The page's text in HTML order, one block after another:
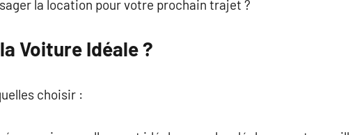
la location pour votre prochain trajet ?
Voiture Idéale ?
choisir :